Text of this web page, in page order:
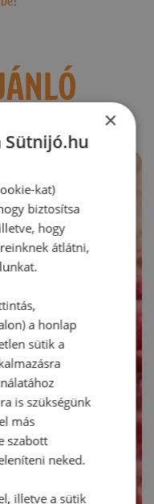
×
Sütnijó.hu
kat)
biztosítsa
hogy
átlátni,
a honlap
sütik a
is szükségünk
más
szabott
neked.
illetve a sütik